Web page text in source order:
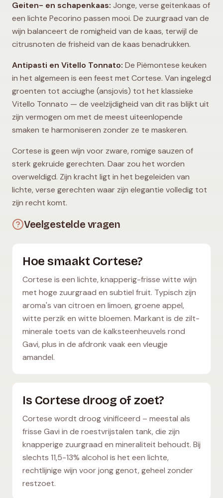
Geiten- en schapenkaas: Jonge, verse geitenkaas of
een lichte Pecorino passen mooi. De zuurgraad van de
wijn balanceert de romigheid van de kaas, terwijl de
citrusnoten de frisheid van de kaas benadrukken.
Antipasti en Vitello Tonnato: De Piëmontese keuken
in het algemeen is een feest met Cortese. Van ingelegd
groenten tot acciughe (ansjovis) tot het klassieke
Vitello Tonnato — de veelzijdigheid van dit ras blijkt uit
zijn vermogen om met de meest uiteenlopende
smaken te harmoniseren zonder ze te maskeren.
Cortese is geen wijn voor zware, romige sauzen of
sterk gekruide gerechten. Daar zou het worden
overweldigd. Zijn kracht ligt in het begeleiden van
lichte, verse gerechten waar zijn elegantie volledig tot
zijn recht komt.
Veelgestelde vragen
Hoe smaakt Cortese?
Cortese is een lichte, knapperig-frisse witte wijn
met hoge zuurgraad en subtiel fruit. Typisch zijn
aroma's van citroen en limoen, groene appel,
witte perzik en witte bloemen. Markant is de zilt-
minerale toets van de kalksteenheuvels rond
Gavi, plus in de afdronk vaak een vleugje
amandel.
Is Cortese droog of zoet?
Cortese wordt droog vinificeerd – meestal als
frisse Gavi in de roestvrijstalen tank, die zijn
knapperige zuurgraad en mineraliteit behoudt. Bij
slechts 11,5-13% alcohol is het een lichte,
rechtlijnige wijn voor jong genot, geheel zonder
restzoet.